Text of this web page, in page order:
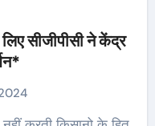
सीजीपीसी ने केंद्र